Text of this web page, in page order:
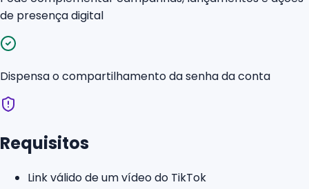
de presença digital
Dispensa o compartilhamento da senha da conta
Requisitos
Link válido de um vídeo do TikTok